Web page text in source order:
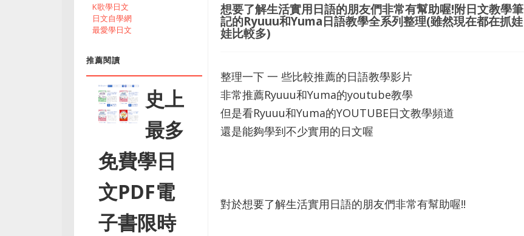
K歌學日文
日文自學網
最愛學日文
推薦閱讀
史上
最多
免費學日
文PDF電
子書限時
想要了解生活實用日語的朋友們非常有幫助喔!附日文教學筆
記的Ryuuu和Yuma日語教學全系列整理(雖然現在都在抓娃
娃比較多)
整理一下 一 些比較推薦的日語教學影片
非常推薦Ryuuu和Yuma的youtube教學
但是看Ryuuu和Yuma的YOUTUBE日文教學頻道
還是能夠學到不少實用的日文喔
對於想要了解生活實用日語的朋友們非常有幫助喔!!